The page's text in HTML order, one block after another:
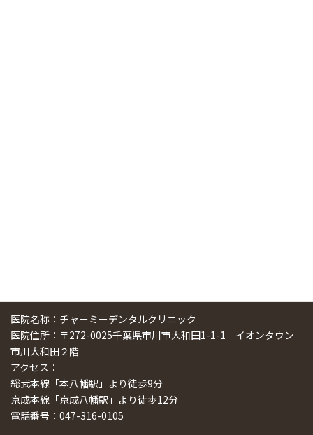
医院名称：チャーミーデンタルクリニック
医院住所：〒272-0025千葉県市川市大和田1-1-1 イオンタウン
市川大和田２階
アクセス：
総武本線「本八幡駅」より徒歩9分
京成本線「京成八幡駅」より徒歩12分
電話番号：047-316-0105